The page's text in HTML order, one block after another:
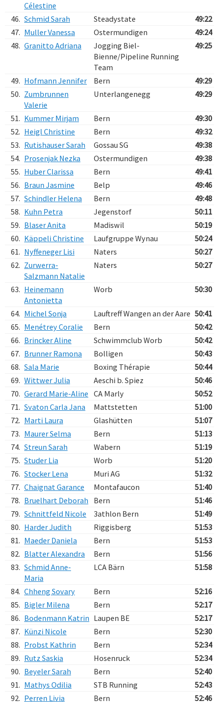
Célestine
46. Schmid Sarah Steadystate
49:22
47. Muller Vanessa Ostermundigen
49:24
48. Granitto Adriana
Jogging Biel-
Bienne/Pipeline Running
Team
49:25
49. Hofmann Jennifer Bern
49:29
50. Zumbrunnen
Valerie
Unterlangenegg 49:29
51. Kummer Mirjam Bern
49:30
52. Heigl Christine Bern
49:32
53. Rutishauser Sarah Gossau SG
49:38
54. Prosenjak Nezka Ostermundigen
49:38
55. Huber Clarissa Bern
49:41
56. Braun Jasmine Belp
49:46
57. Schindler Helena Bern
49:48
58. Kuhn Petra Jegenstorf
50:11
59. Blaser Anita Madiswil
50:19
60. Käppeli Christine Laufgruppe Wynau
50:24
61. Nyffeneger Lisi Naters
50:27
62. Zurwerra-
Salzmann Natalie
Naters 50:27
63. Heinemann
Antonietta
Worb 50:30
64. Michel Sonja Lauftreff Wangen an der Aare 50:41
65. Menétrey Coralie Bern
50:42
66. Brincker Aline Schwimmclub Worb
50:42
67. Brunner Ramona Bolligen
50:43
68. Sala Marie Boxing Thérapie
50:44
69. Wittwer Julia Aeschi b. Spiez
50:46
70. Gerard Marie-Aline CA Marly
50:52
71. Svaton Carla Jana Mattstetten
51:00
72. Marti Laura Glashütten
51:07
73. Maurer Selma Bern
51:13
74. Streun Sarah Wabern
51:19
75. Studer Lia Worb
51:20
76. Stocker Lena Muri AG
51:32
77. Chaignat Garance Montafaucon
51:40
78. Bruelhart Deborah Bern
51:46
79. Schnittfeld Nicole 3athlon Bern
51:49
80. Harder Judith Riggisberg
51:53
81. Maeder Daniela Bern
51:53
82. Blatter Alexandra Bern
51:56
83. Schmid Anne-
Maria
LCA Bärn 51:58
84. Chheng Sovary Bern
52:16
85. Bigler Milena Bern
52:17
86. Bodenmann Katrin Laupen BE
52:17
87. Künzi Nicole Bern
52:30
88. Probst Kathrin Bern
52:34
89. Rutz Saskia Hosenruck
52:34
90. Beyeler Sarah Bern
52:40
91. Mathys Odilia STB Running
52:43
92. Perren Livia Bern 52:46